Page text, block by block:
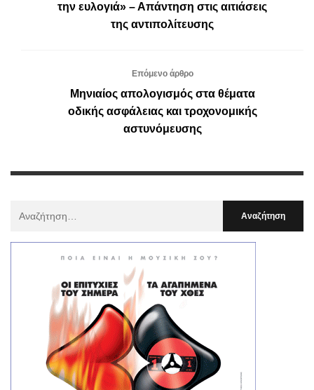
την ευλογιά» – Απάντηση στις αιτιάσεις
της αντιπολίτευσης
Επόμενο άρθρο
Μηνιαίος απολογισμός στα θέματα
οδικής ασφάλειας και τροχονομικής
αστυνόμευσης
: